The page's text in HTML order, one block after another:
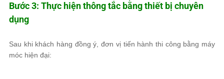
Bước 3: Thực hiện thông tắc bằng thiết bị chuyên
dụng
Sau khi khách hàng đồng ý, đơn vị tiến hành thi công bằng máy
móc hiện đại: